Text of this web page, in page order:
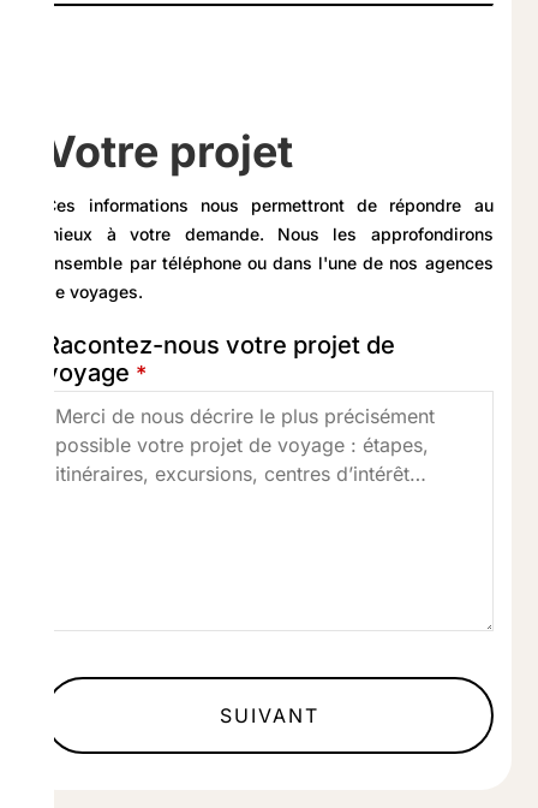
Votre projet
Ces informations nous permettront de répondre au
mieux à votre demande. Nous les approfondirons
ensemble par téléphone ou dans l'une de nos agences
de voyages.
Racontez-nous votre projet de
voyage *
SUIVANT